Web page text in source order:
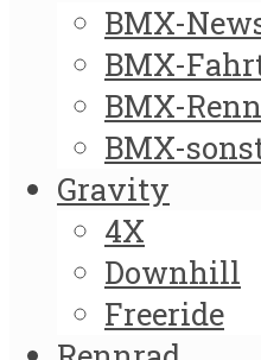
BMX-
BMX-
BMX-
BMX-
Gravity
4X
Downhill
Freeride